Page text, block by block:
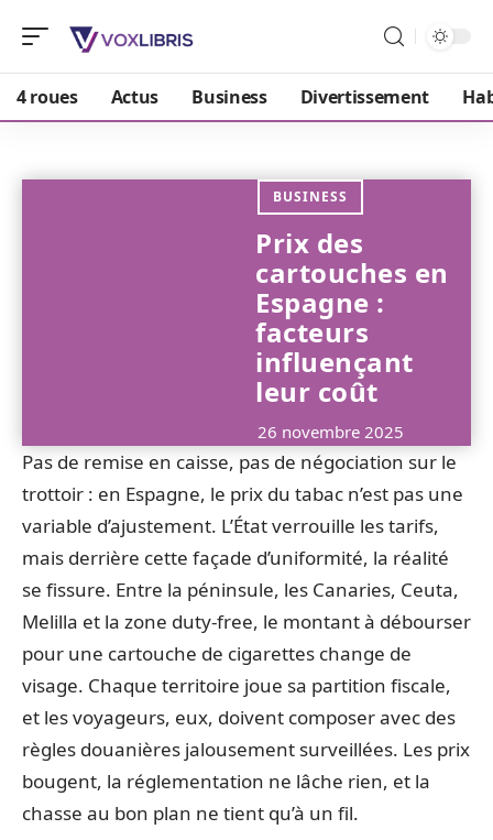
4 roues Actus Business Divertissement
BUSINESS
Prix des
cartouches en
Espagne :
facteurs
influençant
leur coût
26 novembre 2025
Pas de remise en caisse, pas de négociation sur le
trottoir : en Espagne, le prix du tabac n’est pas une
variable d’ajustement. L’État verrouille les tarifs,
mais derrière cette façade d’uniformité, la réalité
se fissure. Entre la péninsule, les Canaries, Ceuta,
Melilla et la zone duty-free, le montant à débourser
pour une cartouche de cigarettes change de
visage. Chaque territoire joue sa partition fiscale,
et les voyageurs, eux, doivent composer avec des
règles douanières jalousement surveillées. Les prix
bougent, la réglementation ne lâche rien, et la
chasse au bon plan ne tient qu’à un fil.